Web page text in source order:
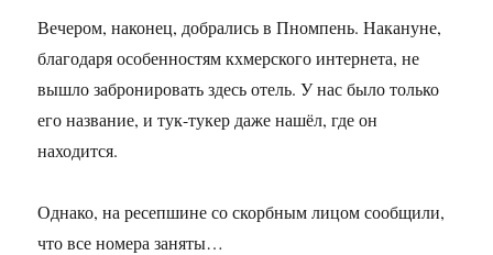
Вечером, наконец, добрались в Пномпень. Накануне,
благодаря особенностям кхмерского интернета, не
вышло забронировать здесь отель. У нас было только
его название, и тук-тукер даже нашёл, где он
находится.
Однако, на ресепшине со скорбным лицом сообщили,
что все номера заняты…